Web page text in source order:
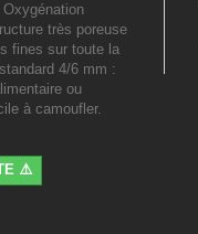
très poreuse
fines sur toute la
4/6 mm :
ou
à camoufler.
⚠️